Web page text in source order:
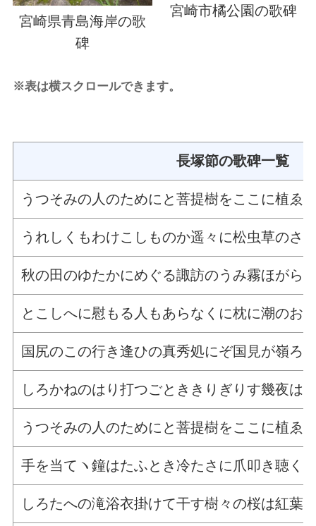
宮崎県青島海岸の歌
碑
宮崎市橘公園の歌碑
※表は横スクロールできます。
長塚節の歌碑一覧
うつそみの人のためにと菩提樹をここに植ゑ
うれしくもわけこしものか遥々に松虫草のさ
秋の田のゆたかにめぐる諏訪のうみ霧ほがら
とこしへに慰もる人もあらなくに枕に潮のお
国尻のこの行き逢ひの真秀処にぞ国見が嶺ろ
しろかねのはり打つごとききりぎりす幾夜は
うつそみの人のためにと菩提樹をここに植ゑ
手を当てヽ鐘はたふとき冷たさに爪叩き聴く
しろたへの滝浴衣掛けて干す樹々の桜は紅葉